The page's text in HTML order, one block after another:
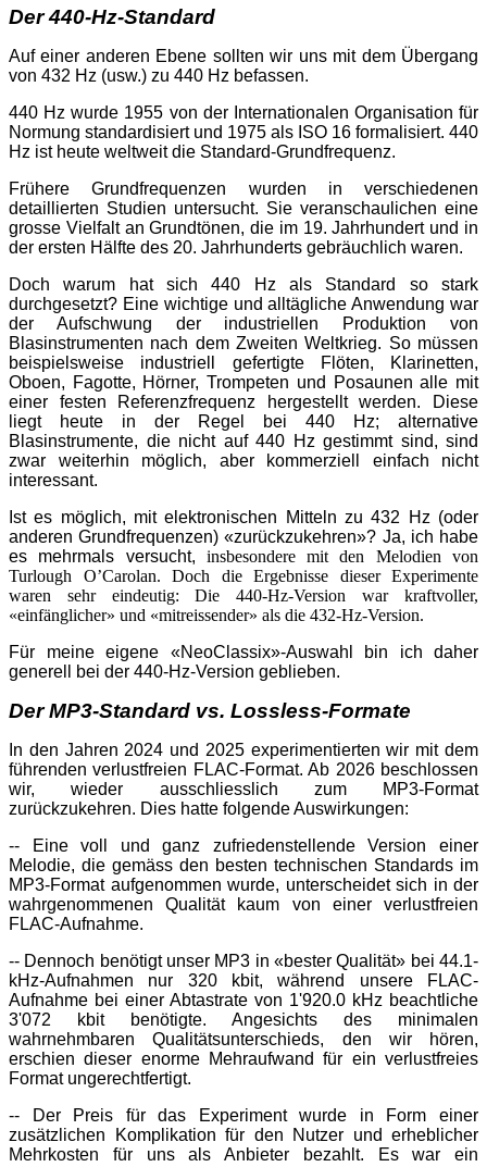
Der 440-Hz-Standard
Auf einer anderen Ebene sollten wir uns mit dem Übergang
von 432 Hz (usw.) zu 440 Hz befassen.
440 Hz wurde 1955 von der Internationalen Organisation für
Normung standardisiert und 1975 als ISO 16 formalisiert. 440
Hz ist heute weltweit die Standard-Grundfrequenz.
Frühere Grundfrequenzen wurden in verschiedenen
detaillierten Studien untersucht. Sie veranschaulichen eine
grosse Vielfalt an Grundtönen, die im 19. Jahrhundert und in
der ersten Hälfte des 20. Jahrhunderts gebräuchlich waren.
Doch warum hat sich 440 Hz als Standard so stark
durchgesetzt? Eine wichtige und alltägliche Anwendung war
der Aufschwung der industriellen Produktion von
Blasinstrumenten nach dem Zweiten Weltkrieg. So müssen
beispielsweise industriell gefertigte Flöten, Klarinetten,
Oboen, Fagotte, Hörner, Trompeten und Posaunen alle mit
einer festen Referenzfrequenz hergestellt werden. Diese
liegt heute in der Regel bei 440 Hz; alternative
Blasinstrumente, die nicht auf 440 Hz gestimmt sind, sind
zwar weiterhin möglich, aber kommerziell einfach nicht
interessant.
Ist es möglich, mit elektronischen Mitteln zu 432 Hz (oder
anderen Grundfrequenzen) «zurückzukehren»? Ja, ich habe
es mehrmals versucht, insbesondere mit den Melodien von
Turlough O’Carolan. Doch die Ergebnisse dieser Experimente
waren sehr eindeutig: Die 440-Hz-Version war kraftvoller,
«einfänglicher» und «mitreissender» als die 432-Hz-Version.
Für meine eigene «NeoClassix»-Auswahl bin ich daher
generell bei der 440-Hz-Version geblieben.
Der MP3-Standard vs. Lossless-Formate
In den Jahren 2024 und 2025 experimentierten wir mit dem
führenden verlustfreien FLAC-Format. Ab 2026 beschlossen
wir, wieder ausschliesslich zum MP3-Format
zurückzukehren. Dies hatte folgende Auswirkungen:
-- Eine voll und ganz zufriedenstellende Version einer
Melodie, die gemäss den besten technischen Standards im
MP3-Format aufgenommen wurde, unterscheidet sich in der
wahrgenommenen Qualität kaum von einer verlustfreien
FLAC-Aufnahme.
-- Dennoch benötigt unser MP3 in «bester Qualität» bei 44.1-
kHz-Aufnahmen nur 320 kbit, während unsere FLAC-
Aufnahme bei einer Abtastrate von 1'920.0 kHz beachtliche
3'072 kbit benötigte. Angesichts des minimalen
wahrnehmbaren Qualitätsunterschieds, den wir hören,
erschien dieser enorme Mehraufwand für ein verlustfreies
Format ungerechtfertigt.
-- Der Preis für das Experiment wurde in Form einer
zusätzlichen Komplikation für den Nutzer und erheblicher
Mehrkosten für uns als Anbieter bezahlt. Es war ein